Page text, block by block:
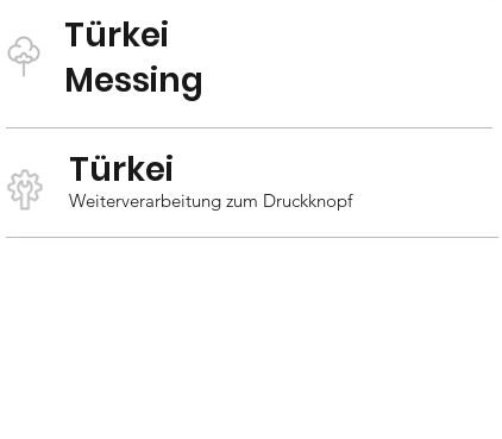
Türkei
Messing
Türkei
Weiterverarbeitung zum Druckknopf